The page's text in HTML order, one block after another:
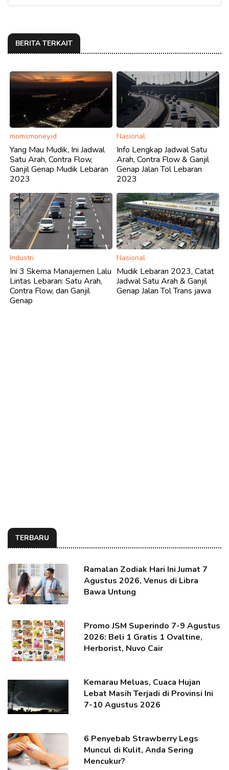
BERITA TERKAIT
momsmoney.id
Yang Mau Mudik, Ini Jadwal
Satu Arah, Contra Flow,
Ganjil Genap Mudik Lebaran
2023
Nasional
Info Lengkap Jadwal Satu
Arah, Contra Flow & Ganjil
Genap Jalan Tol Lebaran
2023
Industri
Ini 3 Skema Manajemen Lalu
Lintas Lebaran: Satu Arah,
Contra Flow, dan Ganjil
Genap
Nasional
Mudik Lebaran 2023, Catat
Jadwal Satu Arah & Ganjil
Genap Jalan Tol Trans jawa
TERBARU
Ramalan Zodiak Hari Ini Jumat 7
Agustus 2026, Venus di Libra
Bawa Untung
Promo JSM Superindo 7-9 Agustus
2026: Beli 1 Gratis 1 Ovaltine,
Herborist, Nuvo Cair
Kemarau Meluas, Cuaca Hujan
Lebat Masih Terjadi di Provinsi Ini
7-10 Agustus 2026
6 Penyebab Strawberry Legs
Muncul di Kulit, Anda Sering
Mencukur?